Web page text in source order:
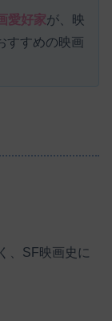
愛好家が、映
すすめの映画
、SF映画史に